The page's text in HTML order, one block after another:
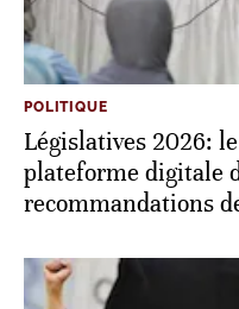
POLITIQUE
Législatives 2026:
plateforme digitale
recommandations